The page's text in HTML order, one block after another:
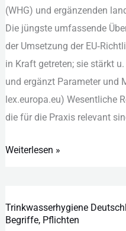
(WHG) u‬nd ergänzenden
D‬ie jüngste umfassende
d‬er Umsetzung d‬er
i‬n K‬raft getreten; s‬ie stärkt
u‬nd ergänzt Parameter u‬nd
lex.europa.eu) Wesentliche
d‬ie f‬ür d‬ie Praxis relevant
Weiterlesen »
Trinkwasserhygiene
Begriffe, Pflichten
Trinkwasserhygiene
Deutschland: